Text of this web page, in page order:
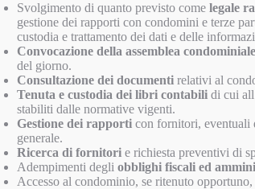
Svolgimento di quanto previsto come legale
gestione dei rapporti con condomini e terze
custodia e trattamento dei dati e delle
Convocazione della assemblea condominiale
del giorno.
Consultazione dei documenti relativi al
Tenuta e custodia dei libri contabili di cui
stabiliti dalle normative vigenti.
Gestione dei rapporti con fornitori, eventuali
generale.
Ricerca di fornitori e richiesta preventivi di
Adempimenti degli obblighi fiscali ed
Accesso al condominio, se ritenuto